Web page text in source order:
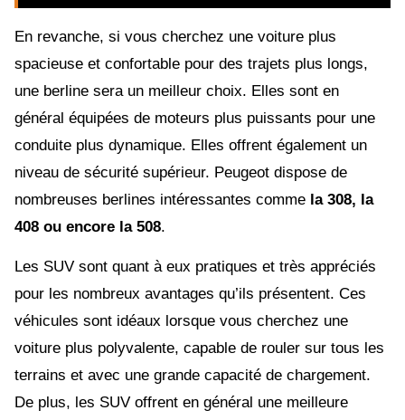
En revanche, si vous cherchez une voiture plus
spacieuse et confortable pour des trajets plus longs,
une berline sera un meilleur choix. Elles sont en
général équipées de moteurs plus puissants pour une
conduite plus dynamique. Elles offrent également un
niveau de sécurité supérieur. Peugeot dispose de
nombreuses berlines intéressantes comme la 308, la
408 ou encore la 508.
Les SUV sont quant à eux pratiques et très appréciés
pour les nombreux avantages qu’ils présentent. Ces
véhicules sont idéaux lorsque vous cherchez une
voiture plus polyvalente, capable de rouler sur tous les
terrains et avec une grande capacité de chargement.
De plus, les SUV offrent en général une meilleure